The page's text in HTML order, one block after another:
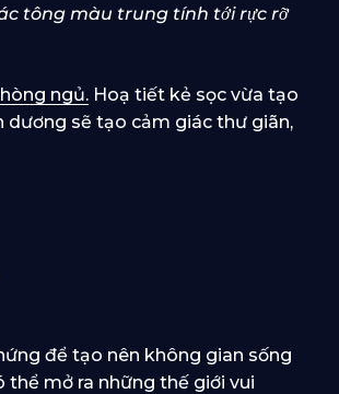
tông màu trung tính tới rực rỡ
ngủ. Hoạ tiết kẻ sọc vừa tạo
dương sẽ tạo cảm giác thư giãn,
để tạo nên không gian sống
thể mở ra những thế giới vui